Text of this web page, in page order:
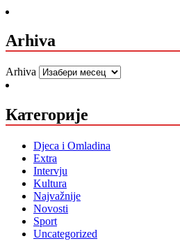
Arhiva
Arhiva
Категорије
Djeca i Omladina
Extra
Intervju
Kultura
Najvažnije
Novosti
Sport
Uncategorized